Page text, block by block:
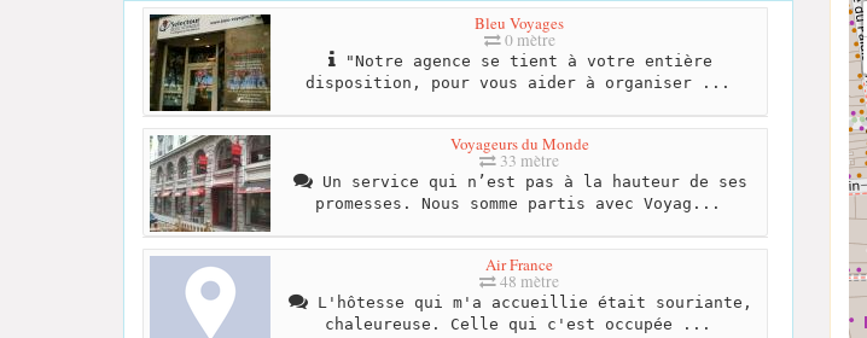
Bleu Voyages
0 mètre
"Notre agence se tient à votre entière
disposition, pour vous aider à organiser ...
Voyageurs du Monde
33 mètre
Un service qui n’est pas à la hauteur de ses
promesses. Nous somme partis avec Voyag...
Air France
48 mètre
L'hôtesse qui m'a accueillie était souriante,
chaleureuse. Celle qui c'est occupée ...